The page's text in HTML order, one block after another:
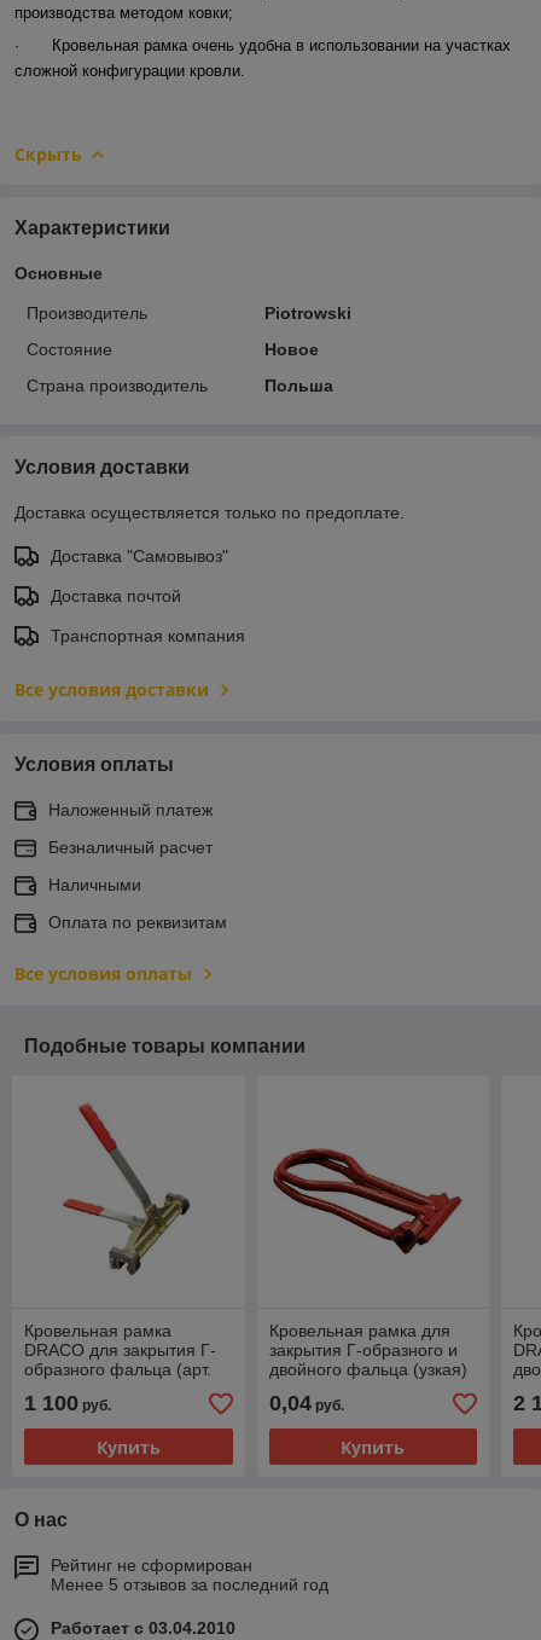
производства методом ковки;
·
Кровельная рамка очень удобна в использовании на участках
сложной конфигурации кровли.
Скрыть
Характеристики
Основные
Производитель
Piotrowski
Состояние
Новое
Страна производитель
Польша
Условия доставки
Доставка осуществляется только по предоплате.
Доставка "Самовывоз"
Доставка почтой
Транспортная компания
Все условия доставки
Условия оплаты
Наложенный платеж
Безналичный расчет
Наличными
Оплата по реквизитам
Все условия оплаты
Подобные товары компании
Кровельная рамка
DRACO для закрытия Г-
образного фальца (арт.
1 100 руб.
Купить
Кровельная рамка для
закрытия Г-образного и
двойного фальца (узкая)
0,04руб.
Купить
2
О нас
Рейтинг не сформирован
Менее 5 отзывов за последний год
Работает с 03.04.2010